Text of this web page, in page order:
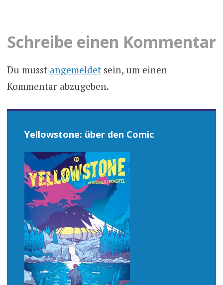
Schreibe einen Kommentar
Du musst angemeldetsein, um einen
Kommentar abzugeben.
Yellowstone: über den Comic